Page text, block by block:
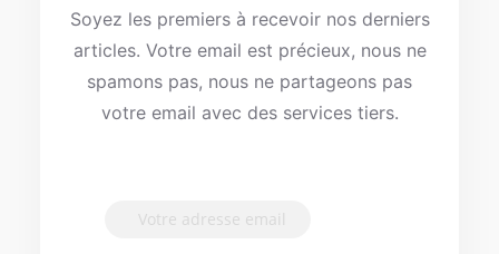
Soyez les premiers à recevoir nos derniers
articles. Votre email est précieux, nous ne
spamons pas, nous ne partageons pas
votre email avec des services tiers.